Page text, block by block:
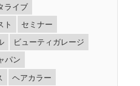
ライブ
ト
セミナー
ビューティガレージ
パン
ヘアカラー